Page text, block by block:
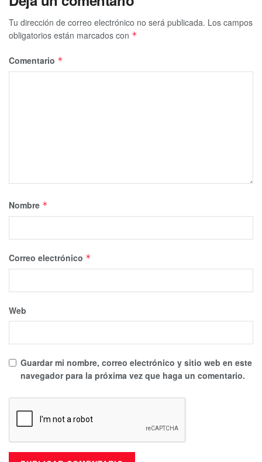
Tu dirección de correo electrónico no será publicada. Los campos
obligatorios están marcados con *
Comentario *
Nombre *
Correo electrónico *
Web
Guardar mi nombre, correo electrónico y sitio web en este
navegador para la próxima vez que haga un comentario.